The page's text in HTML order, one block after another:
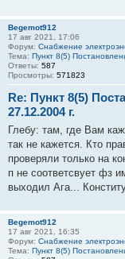
Begemot912
17 авг 2021, 17:06
Форум: Снабжение
Тема: Пункт 8(5)
Ответы: 587
Просмотры: 571823
Re: Пункт 8(5)
27.12.2004 г.
Глебу: там, где Вам
так не кажется. Кто
проверяли только на
п не соответсвует фз
выходил Ага...
Begemot912
17 авг 2021, 16:35
Форум: Снабжение
Тема: Пункт 8(5)